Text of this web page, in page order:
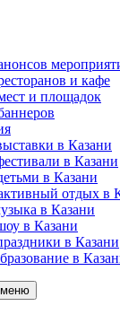
и кафе
и площадок
в Казани
в Казани
в Казани
отдых в
в Казани
в Казани
в Казани
в